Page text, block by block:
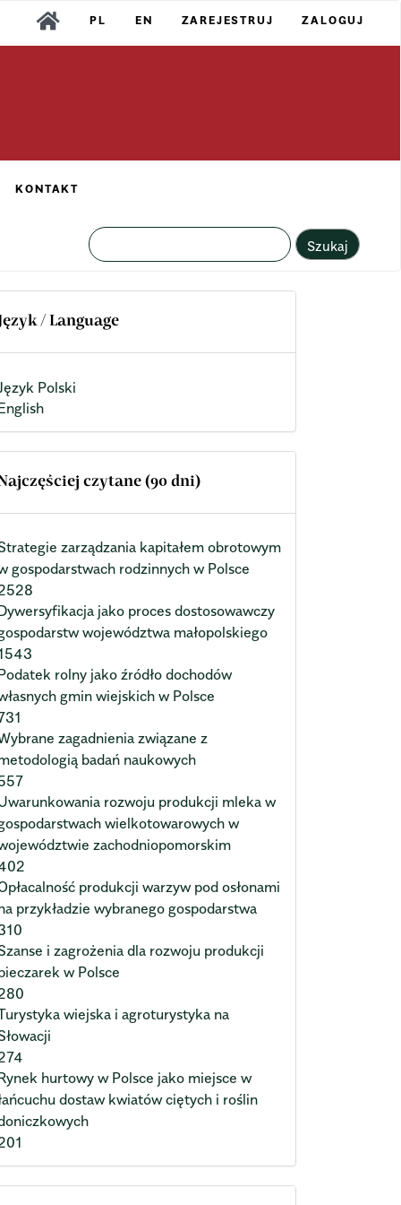
PL EN ZAREJESTRUJ ZALOGUJ
KONTAKT
Szukaj
Język / Language
Polski
czytane (90 dni)
zarządzania kapitałem obrotowym
gospodarstwach rodzinnych w Polsce
jako proces dostosowawczy
województwa małopolskiego
rolny jako źródło dochodów
gmin wiejskich w Polsce
zagadnienia związane z
badań naukowych
rozwoju produkcji mleka w
wielkotowarowych w
zachodniopomorskim
produkcji warzyw pod osłonami
przykładzie wybranego gospodarstwa
i zagrożenia dla rozwoju produkcji
w Polsce
wiejska i agroturystyka na
hurtowy w Polsce jako miejsce w
dostaw kwiatów ciętych i roślin